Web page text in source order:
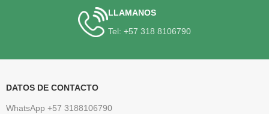
LLAMANOS
Tel: +57 318 8106790
DATOS DE CONTACTO
WhatsApp +57 3188106790